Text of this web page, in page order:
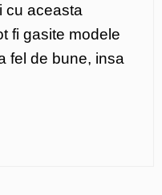
cu aceasta
fi gasite modele
fel de bune, insa